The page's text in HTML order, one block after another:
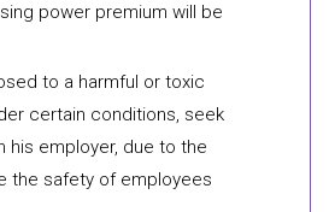
power premium will be
to a harmful or toxic
certain conditions, seek
his employer, due to the
the safety of employees